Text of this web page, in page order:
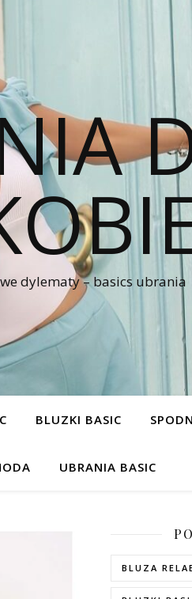
dylematy – basics ubrania
BLUZKI BASIC
UBRANIA BASIC
BLUZA